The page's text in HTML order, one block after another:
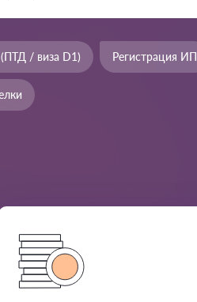
/ виза D1) Регистрация ИП